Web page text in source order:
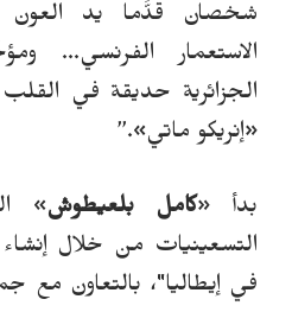
شخصان قدَّما يد العون
الاستعمار الفرنسي...
الجزائرية حديقة في القلب
«إنريكو ماتي».”
بدأ«كامل بلعيطوش»
التسعينيات من خلال
في إيطاليا"، بالتعاون مع